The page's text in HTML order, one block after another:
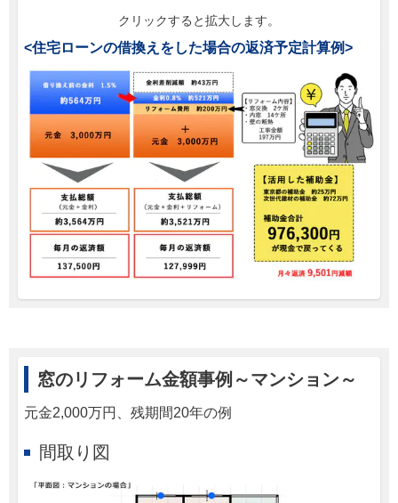
クリックすると拡大します。
<住宅ローンの借換えをした場合の返済予定計算例>
窓のリフォーム金額事例～マンション～
元金2,000万円、残期間20年の例
間取り図